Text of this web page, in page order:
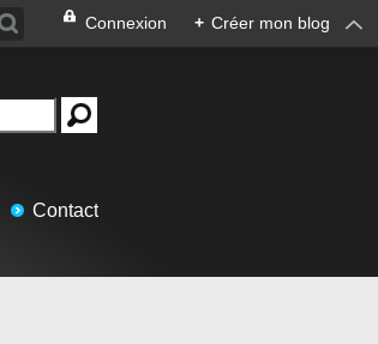
Connexion + Créer mon blog
Contact